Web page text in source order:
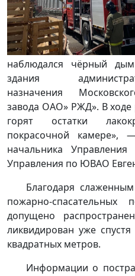
наблюдался чёрный
здания
назначения
завода ОАО» РЖД». В ходе
горят остатки
покрасочной камере»,
начальника
Управления по ЮВАО
Благодаря
пожарно-спасательных
допущено
ликвидирован уже
квадратных метров.
Информации о